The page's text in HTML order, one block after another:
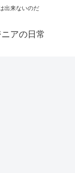
出来ないのだ
アの日常